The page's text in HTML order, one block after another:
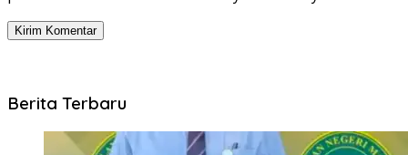
Berita Terbaru